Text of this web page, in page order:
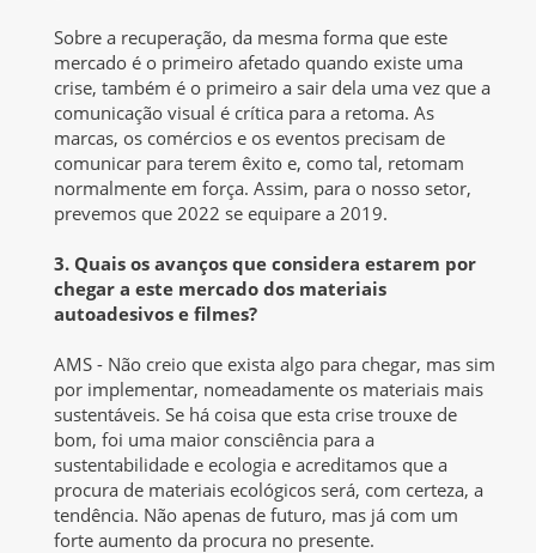
Sobre a recuperação, da mesma forma que este
mercado é o primeiro afetado quando existe uma
crise, também é o primeiro a sair dela uma vez que a
comunicação visual é crítica para a retoma. As
marcas, os comércios e os eventos precisam de
comunicar para terem êxito e, como tal, retomam
normalmente em força. Assim, para o nosso setor,
prevemos que 2022 se equipare a 2019.
3. Quais os avanços que considera estarem por
chegar a este mercado dos materiais
autoadesivos e filmes?
AMS - Não creio que exista algo para chegar, mas sim
por implementar, nomeadamente os materiais mais
sustentáveis. Se há coisa que esta crise trouxe de
bom, foi uma maior consciência para a
sustentabilidade e ecologia e acreditamos que a
procura de materiais ecológicos será, com certeza, a
tendência. Não apenas de futuro, mas já com um
forte aumento da procura no presente.